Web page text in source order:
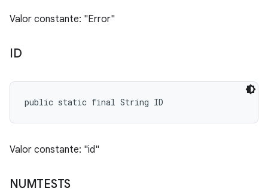
Valor constante: "Error"
ID
public static final String ID
Valor constante: "id"
NUMTESTS